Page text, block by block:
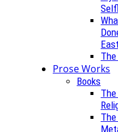
Prose Works
Books